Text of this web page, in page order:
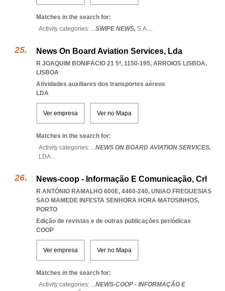
Matches in the search for:
Activity categories: ...SWIPE NEWS, S.A....
News On Board Aviation Services, Lda
R JOAQUIM BONIFÁCIO 21 5º, 1150-195, ARROIOS LISBOA,
LISBOA
Atividades auxiliares dos transportes aéreos
LDA
Ver empresa Ver no Mapa
Matches in the search for:
Activity categories: ...NEWS ON BOARD AVIATION SERVICES,
LDA...
News-coop - Informação E Comunicação, Crl
R ANTÓNIO RAMALHO 600E, 4460-240, UNIAO FREGUESIAS
SAO MAMEDE INFESTA SENHORA HORA MATOSINHOS,
PORTO
Edição de revistas e de outras publicações periódicas
COOP
Ver empresa Ver no Mapa
Matches in the search for:
Activity categories: ...NEWS-COOP - INFORMAÇÃO E